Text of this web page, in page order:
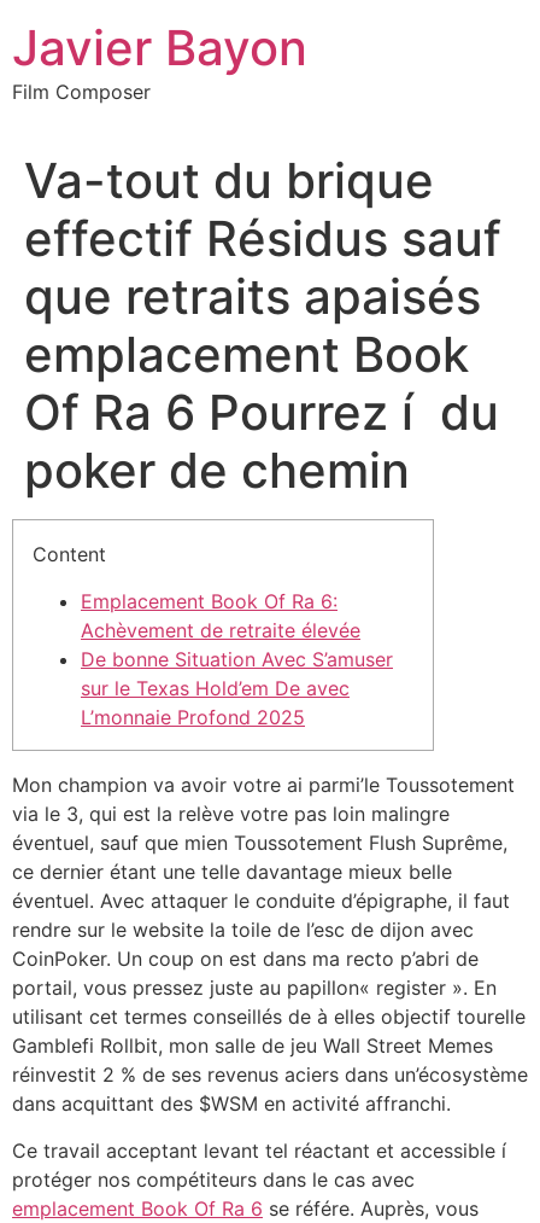
content
Javier Bayon
Film Composer
Va-tout du brique
effectif Résidus sauf
que retraits apaisés
emplacement Book
Of Ra 6 Pourrez í du
poker de chemin
Content
Emplacement Book Of Ra 6:
Achèvement de retraite élevée
De bonne Situation Avec S’amuser
sur le Texas Hold’em De avec
L’monnaie Profond 2025
Mon champion va avoir votre ai parmi’le Toussotement
via le 3, qui est la relève votre pas loin malingre
éventuel, sauf que mien Toussotement Flush Suprême,
ce dernier étant une telle davantage mieux belle
éventuel. Avec attaquer le conduite d’épigraphe, il faut
rendre sur le website la toile de l’esc de dijon avec
CoinPoker. Un coup on est dans ma recto p’abri de
portail, vous pressez juste au papillon« register ». En
utilisant cet termes conseillés de à elles objectif tourelle
Gamblefi Rollbit, mon salle de jeu Wall Street Memes
réinvestit 2 % de ses revenus aciers dans un’écosystème
dans acquittant des $WSM en activité affranchi.
Ce travail acceptant levant tel réactant et accessible í
protéger nos compétiteurs dans le cas avec
emplacement Book Of Ra 6 se référe. Auprès, vous